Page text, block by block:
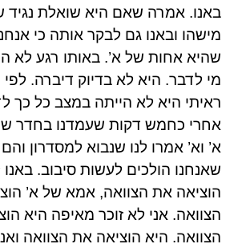
באנו. אמרה שאם היא שואלת נגיד
מישהו ובאנו גם לבקר אותה כי
שהיא אחות של א’. באותו רגע לא
מי לדבר. היא לא בדיוק דיברה.
ראיתי היא לא הייתה במצב כל כך
אחרי כחמש דקות שעמדנו בחדר
א’ וא’ אמרו לנו שנבוא למסדרון
שאנחנו הולכים לעשות סיבוב.
הוציאה את הצוואה, אמא של א’
הצוואה. אני לא זוכר מאיפה היא
הצוואה. היא הוציאה את הצוואה